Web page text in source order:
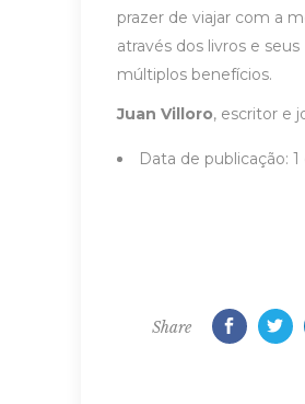
prazer de viajar com a
através dos livros e seus
múltiplos benefícios.
Juan Villoro, escritor e
Data de publicação: 1
Share